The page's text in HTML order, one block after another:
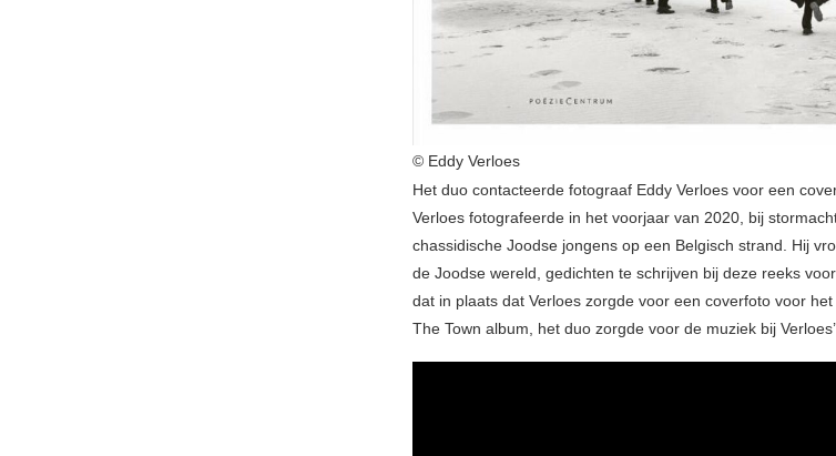
© Eddy Verloes
Het duo contacteerde fotograaf Eddy Verloes voor een
Verloes fotografeerde in het voorjaar van 2020, bij
chassidische Joodse jongens op een Belgisch strand. Hij
de Joodse wereld, gedichten te schrijven bij deze reeks
dat in plaats dat Verloes zorgde voor een coverfoto voor
The Town album, het duo zorgde voor de muziek bij